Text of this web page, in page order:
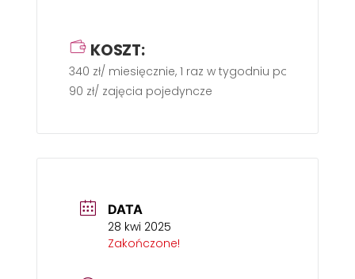
KOSZT:
340 zł/ miesięcznie, 1 raz w tygodniu po 60 min.
90 zł/ zajęcia pojedyncze
DATA
28 kwi 2025
Zakończone!